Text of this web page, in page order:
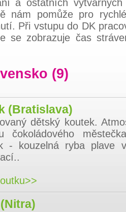
a ostatních výtvarných
nám pomůže pro
Při vstupu do DK
se zobrazuje čas
(9)
(Bratislava)
dětský koutek.
čokoládového
- kouzelná ryba plave